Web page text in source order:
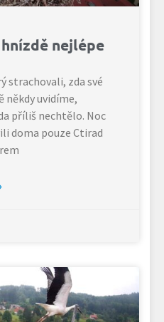
nejlépe
strachovali, zda své
někdy uvidíme,
příliš nechtělo. Noc
doma pouze Ctirad